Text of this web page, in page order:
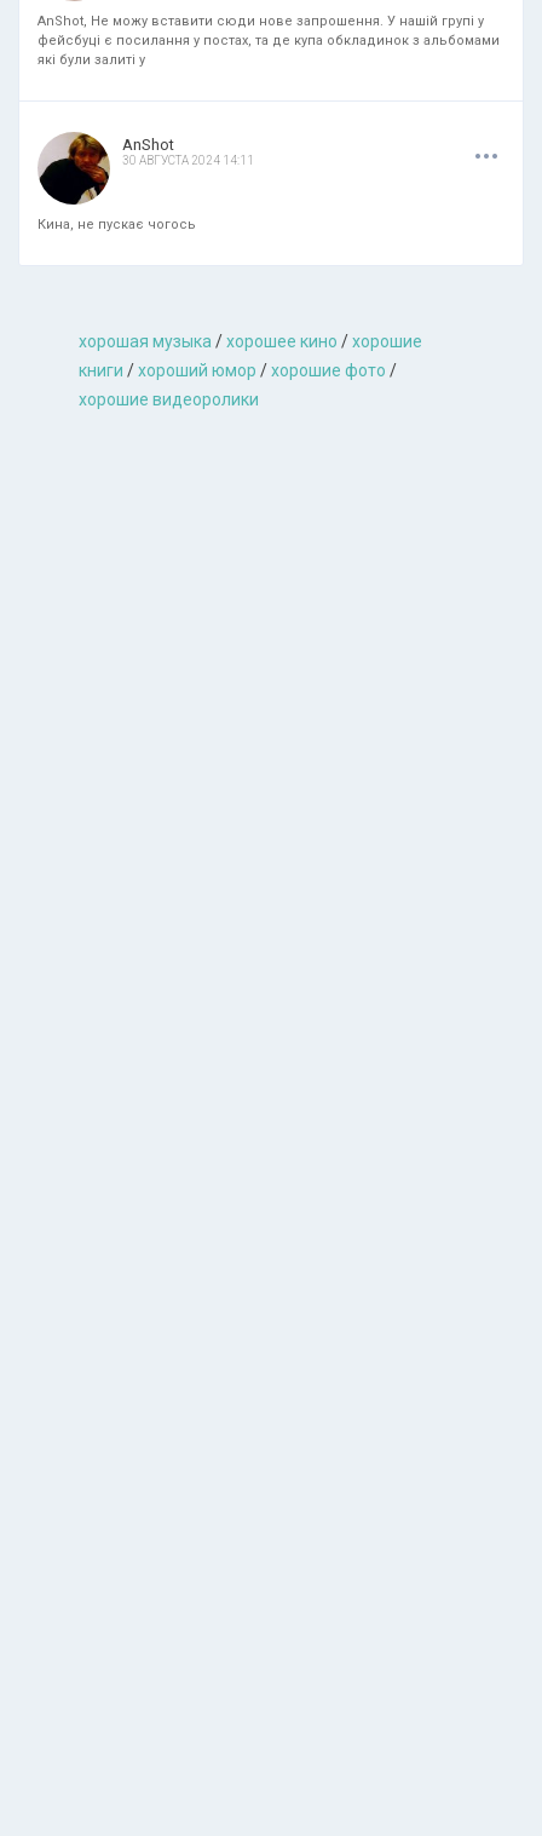
AnShot, Не можу вставити сюди нове запрошення. У нашій групі у
фейсбуці є посилання у постах, та де купа обкладинок з альбомами
які були залиті у
AnShot
30 АВГУСТА 2024 14:11 ...
Кина, не пускає чогось
хорошая музыкa /хорошее кино /хорошие
книги /хороший юмор /хорошие фото /
хорошие видеоролики